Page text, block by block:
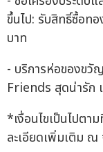
ขึ้นไป: รับสิทธิ์ซื้อท
บาท
- บริการห่อของข
Friends สุดน่ารัก
*เงื่อนไขเป็นไปตา
ละเอียดเพิ่มเติม ณ